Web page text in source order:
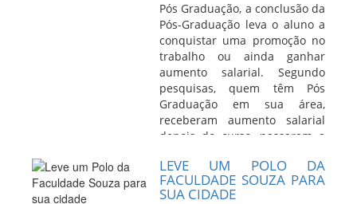
Pós Graduação, a conclusão da
Pós-Graduação leva o aluno a
conquistar uma promoção no
trabalho ou ainda ganhar
aumento salarial. Segundo
pesquisas, quem têm Pós
Graduação em sua área,
receberam aumento salarial
depois do curso, passaram a
LEVE UM POLO DA
FACULDADE SOUZA PARA
SUA CIDADE